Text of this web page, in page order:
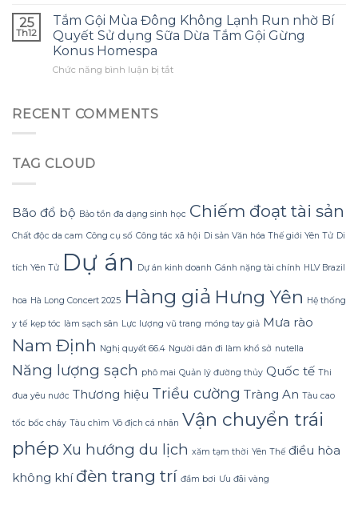
thường
gặp?
tôi
ước
sớm
một
bông
lồ
hình
dáng?
thế
nào
để
dụng
không
lãng
phí
25
Th12
Tắm Gội Mùa Đông Không Lạnh Run nhờ Bí
Quyết Sử dụng Sữa Dừa Tắm Gội Gừng
Konus Homespa
Chức năng bình luận bị tắtở
Quyết
Sử
dụng
Tắm
Gừng
Homespa
RECENT COMMENTS
TAG CLOUD
Bão đổ bộ Bảo tồn đa dạng sinh học Chiếm đoạt tài sản
Chất độc da cam Công cụ số Công tác xã hội Di sản Văn hóa Thế giới Yên Tử Di
tích Yên Tử Dự án Dự án kinh doanh Gánh nặng tài chính HLV Brazil
hoa Hà Long Concert 2025 Hàng giả Hưng Yên Hệ thống
y tế kẹp tóc làm sạch sân Lực lượng vũ trang móng tay giả Mưa rào
Nam Định Nghị quyết 66.4 Người dân đi làm khổ sở nutella
Năng lượng sạch phô mai Quản lý đường thủy Quốc tế Thi
đua yêu nước Thương hiệu Triều cường Tràng An Tàu cao
tốc bốc cháy Tàu chìm Vô địch cá nhân Vận chuyển trái
phép Xu hướng du lịch xăm tạm thời Yên Thế điều hòa
không khí đèn trang trí đầm bơi Ưu đãi vàng